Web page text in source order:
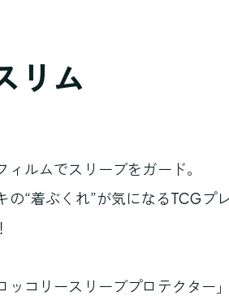
リム
ィルムでスリーブをガード。
の“着ぶくれ”が気になるTCGプ
ッコリースリーブプロテクター